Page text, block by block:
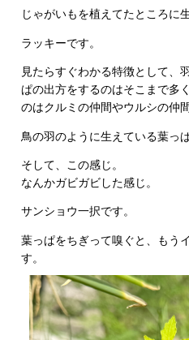
じゃがいもを植えてたところに
ラッキーです。
見たらすぐわかる特徴として、
ぱの出方をするのはそこまで多
のはクルミの仲間やウルシの仲間
鳥の羽のように生えている葉っ
そして、この感じ。
なんかガビガビした感じ。
サンショウ一択です。
葉っぱをちぎって嗅ぐと、もう
す。